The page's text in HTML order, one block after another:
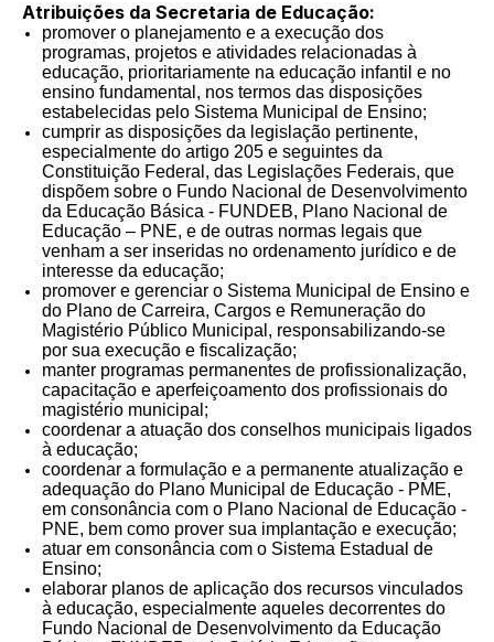
Atribuições da Secretaria de Educação:
promover o planejamento e a execução dos
programas, projetos e atividades relacionadas à
educação, prioritariamente na educação infantil e no
ensino fundamental, nos termos das disposições
estabelecidas pelo Sistema Municipal de Ensino;
cumprir as disposições da legislação pertinente,
especialmente do artigo 205 e seguintes da
Constituição Federal, das Legislações Federais, que
dispõem sobre o Fundo Nacional de Desenvolvimento
da Educação Básica - FUNDEB, Plano Nacional de
Educação – PNE, e de outras normas legais que
venham a ser inseridas no ordenamento jurídico e de
interesse da educação;
promover e gerenciar o Sistema Municipal de Ensino e
do Plano de Carreira, Cargos e Remuneração do
Magistério Público Municipal, responsabilizando-se
por sua execução e fiscalização;
manter programas permanentes de profissionalização,
capacitação e aperfeiçoamento dos profissionais do
magistério municipal;
coordenar a atuação dos conselhos municipais ligados
à educação;
coordenar a formulação e a permanente atualização e
adequação do Plano Municipal de Educação - PME,
em consonância com o Plano Nacional de Educação -
PNE, bem como prover sua implantação e execução;
atuar em consonância com o Sistema Estadual de
Ensino;
elaborar planos de aplicação dos recursos vinculados
à educação, especialmente aqueles decorrentes do
Fundo Nacional de Desenvolvimento da Educação